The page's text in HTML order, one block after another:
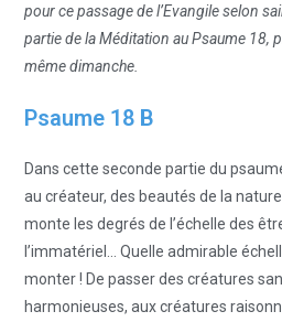
pour ce passage de l’Evangile selon
partie de la Méditation au Psaume 18,
même dimanche.
Psaume 18 B
Dans cette seconde partie du
au créateur, des beautés de la
monte les degrés de l’échelle des
l’immatériel… Quelle admirable
monter ! De passer des créatures
harmonieuses, aux créatures